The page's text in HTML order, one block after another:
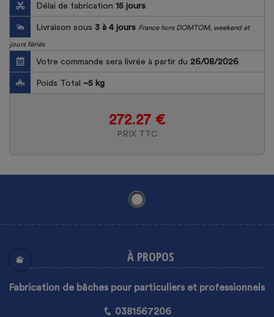
Délai de fabrication 15 jours
Livraison sous 3 à 4 jours France hors DOMTOM, weekend et
jours fériés
Votre commande sera livrée à partir du 26/08/2026
Poids Total ~5 kg
272.27 €
PRIX TTC
À PROPOS
Fabrication de bâches pour particuliers et professionnels
0381567206